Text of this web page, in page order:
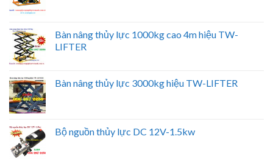
Bàn nâng thủy lực 1000kg cao 4m hiệu TW-
LIFTER
Bàn nâng thủy lực 3000kg hiệu TW-LIFTER
Bộ nguồn thủy lực DC 12V-1.5kw